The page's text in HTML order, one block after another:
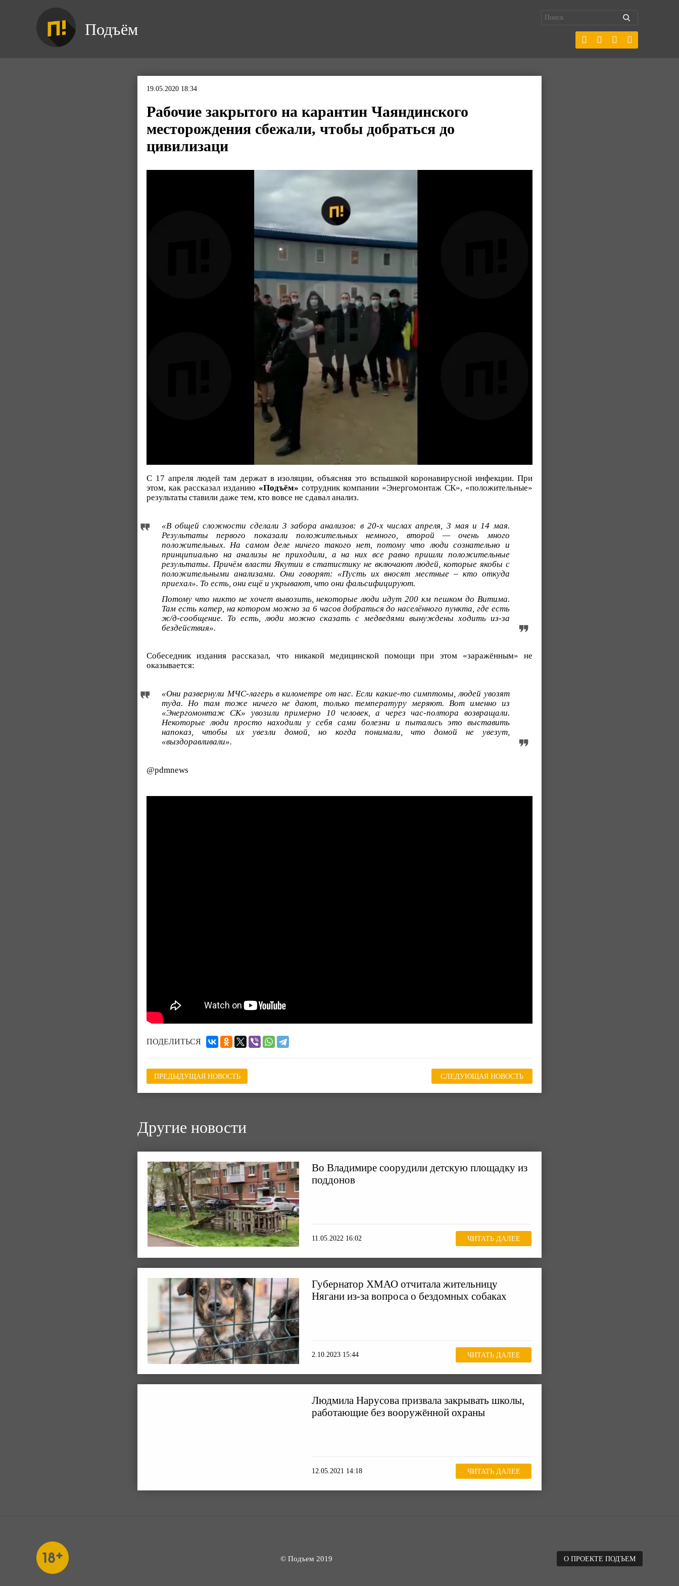
Подъём
19.05.2020 18:34
Рабочие закрытого на карантин Чаяндинского
месторождения сбежали, чтобы добраться до
цивилизаци
С 17 апреля людей там держат в изоляции, объясняя это вспышкой коронавирусной инфекции. При
этом, как рассказал изданию «Подъём» сотрудник компании «Энергомонтаж СК», «положительные»
результаты ставили даже тем, кто вовсе не сдавал анализ.
«В общей сложности сделали 3 забора анализов: в 20-х числах апреля, 3 мая и 14 мая.
Результаты первого показали положительных немного, второй — очень много
положительных. На самом деле ничего такого нет, потому что люди сознательно и
принципиально на анализы не приходили, а на них все равно пришли положительные
результаты. Причём власти Якутии в статистику не включают людей, которые якобы с
положительными анализами. Они говорят: «Пусть их вносят местные – кто откуда
приехал». То есть, они ещё и укрывают, что они фальсифицируют.
Потому что никто не хочет вывозить, некоторые люди идут 200 км пешком до Витима.
Там есть катер, на котором можно за 6 часов добраться до населённого пункта, где есть
ж/д-сообщение. То есть, люди можно сказать с медведями вынуждены ходить из-за
бездействия».
Собеседник издания рассказал, что никакой медицинской помощи при этом «заражённым» не
оказывается:
«Они развернули МЧС-лагерь в километре от нас. Если какие-то симптомы, людей увозят
туда. Но там тоже ничего не дают, только температуру меряют. Вот именно из
«Энергомонтаж СК» увозили примерно 10 человек, а через час-полтора возвращали.
Некоторые люди просто находили у себя сами болезни и пытались это выставить
напоказ, чтобы их увезли домой, но когда понимали, что домой не увезут,
«выздоравливали».
@pdmnews
ПОДЕЛИТЬСЯ
ПРЕДЫДУЩАЯ НОВОСТЬ СЛЕДУЮЩАЯ НОВОСТЬ
Другие новости
Во Владимире соорудили детскую площадку из
поддонов
11.05.2022 16:02 ЧИТАТЬ ДАЛЕЕ
Губернатор ХМАО отчитала жительницу
Нягани из-за вопроса о бездомных собаках
2.10.2023 15:44 ЧИТАТЬ ДАЛЕЕ
Людмила Нарусова призвала закрывать школы,
работающие без вооружённой охраны
12.05.2021 14:18 ЧИТАТЬ ДАЛЕЕ
© Подъем 2019 О ПРОЕКТЕ ПОДЪЕМ